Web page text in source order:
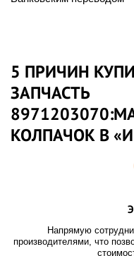
5 ПРИЧИН
ЗАПЧАСТЬ
КОЛПАЧОК В
Напрямую
производителями, что